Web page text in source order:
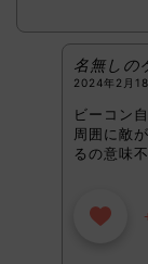
名無しの
2024年2月
ビーコン
周囲に敵
るの意味